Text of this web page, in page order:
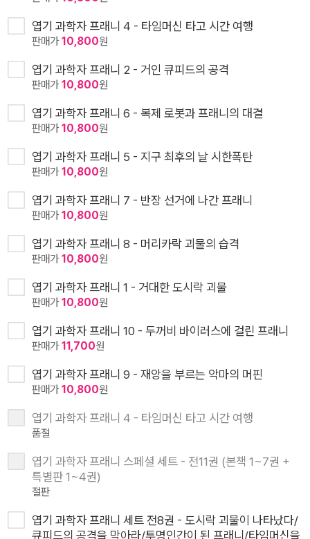
엽기 과학자 프래니 4 - 타임머신 타고 시간 여행
판매가10,800원
엽기 과학자 프래니 2 - 거인 큐피드의 공격
판매가10,800원
엽기 과학자 프래니 6 - 복제 로봇과 프래니의 대결
판매가10,800원
엽기 과학자 프래니 5 - 지구 최후의 날 시한폭탄
판매가10,800원
엽기 과학자 프래니 7 - 반장 선거에 나간 프래니
판매가10,800원
엽기 과학자 프래니 8 - 머리카락 괴물의 습격
판매가10,800원
엽기 과학자 프래니 1 - 거대한 도시락 괴물
판매가10,800원
엽기 과학자 프래니 10 - 두꺼비 바이러스에 걸린 프래니
판매가11,700원
엽기 과학자 프래니 9 - 재앙을 부르는 악마의 머핀
판매가10,800원
엽기 과학자 프래니 4 - 타임머신 타고 시간 여행
품절
엽기 과학자 프래니 스페셜 세트 - 전11권 (본책 1~7권 +
특별판 1~4권)
절판
엽기 과학자 프래니 세트 전8권 - 도시락 괴물이 나타났다/
큐피드의 공격을 막아라/투명인간이 된 프래니/타임머신을